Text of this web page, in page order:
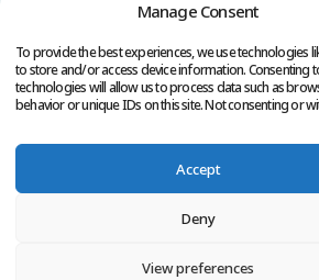
Manage Consent
To provide the best experiences, we use technologies
to store and/or access device information. Consenting
technologies will allow us to process data such as
behavior or unique IDs on this site. Not consenting or
Accept
Deny
View preferences
Sekretesspolicy
Upphovsrätt @ 2026
förbehållna.
Clinicana Hårtransplantation & Estetisk
KURTULUS DERESI CAD. NO: 15 -21 IC KAPI